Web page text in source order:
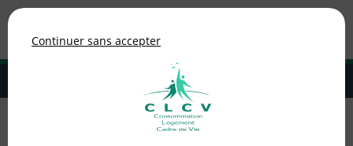
MENU
Adhérer à la CLCV
Continuer sans accepter